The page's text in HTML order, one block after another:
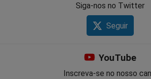
Siga-nos no Twitter
Seguir
YouTube
Inscreva-se no nosso